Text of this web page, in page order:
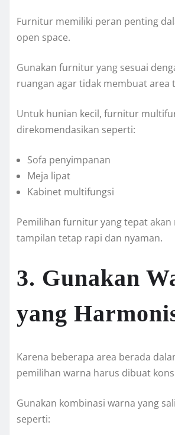
Furnitur memiliki peran penting
open space.
Gunakan furnitur yang sesuai
ruangan agar tidak membuat area
Untuk hunian kecil, furnitur
direkomendasikan seperti:
Sofa penyimpanan
Meja lipat
Kabinet multifungsi
Pemilihan furnitur yang tepat akan
tampilan tetap rapi dan nyaman.
3. Gunakan
yang
Karena beberapa area berada
pemilihan warna harus dibuat
Gunakan kombinasi warna yang
seperti: